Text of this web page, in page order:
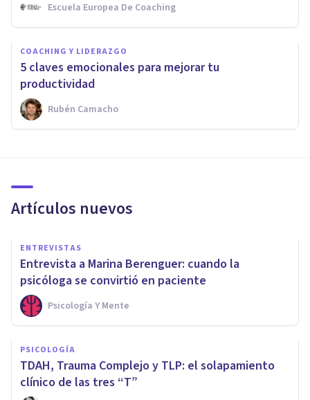
Escuela Europea De Coaching
COACHING Y LIDERAZGO
5 claves emocionales para mejorar tu
productividad
Rubén Camacho
Artículos nuevos
ENTREVISTAS
Entrevista a Marina Berenguer: cuando la
psicóloga se convirtió en paciente
Psicología Y Mente
PSICOLOGÍA
TDAH, Trauma Complejo y TLP: el solapamiento
clínico de las tres “T”